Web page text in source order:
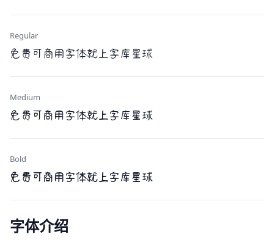
Regular
免费可商用字体就上字库星球
Medium
免费可商用字体就上字库星球
Bold
免费可商用字体就上字库星球
字体介绍